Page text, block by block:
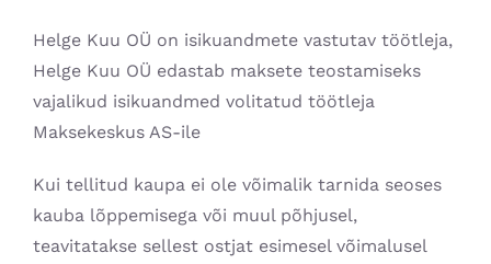
Helge Kuu OÜ on isikuandmete vastutav töötleja,
Helge Kuu OÜ edastab maksete teostamiseks
vajalikud isikuandmed volitatud töötleja
Maksekeskus AS-ile
Kui tellitud kaupa ei ole võimalik tarnida seoses
kauba lõppemisega või muul põhjusel,
teavitatakse sellest ostjat esimesel võimalusel